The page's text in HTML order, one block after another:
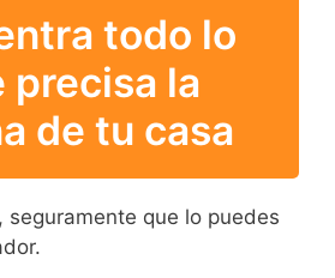
todo lo
precisa la
de tu casa
seguramente que lo puedes